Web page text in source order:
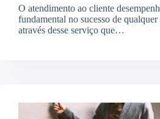
O atendimento ao cliente
fundamental no sucesso de
através desse serviço que…